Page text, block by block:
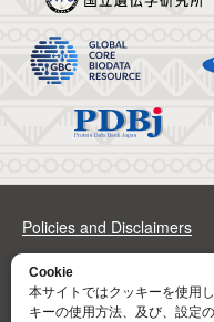
Policies and Disclaimers
FAQs
Cookie
本サイトではクッキーを使用
キーの使用方法、及び、設定